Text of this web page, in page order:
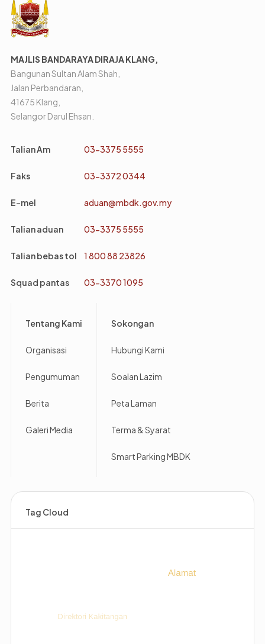
MAJLIS BANDARAYA DIRAJA KLANG,
Bangunan Sultan Alam Shah,
Jalan Perbandaran,
41675 Klang,
Selangor Darul Ehsan.
Talian Am 03-3375 5555
Faks 03-3372 0344
E-mel aduan@mbdk.gov.my
Talian aduan 03-3375 5555
Talian bebas tol 1 800 88 23826
Squad pantas 03-3370 1095
Tentang Kami
Organisasi
Pengumuman
Berita
Galeri Media
Sokongan
Hubungi Kami
Soalan Lazim
Peta Laman
Terma & Syarat
Smart Parking MBDK
Tag Cloud